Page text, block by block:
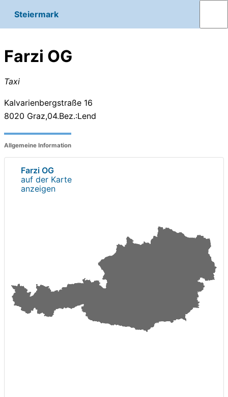
Steiermark
Farzi OG
Taxi
Kalvarienbergstraße 16
8020 Graz,04.Bez.:Lend
Allgemeine Information
Farzi OG
auf der Karte
anzeigen